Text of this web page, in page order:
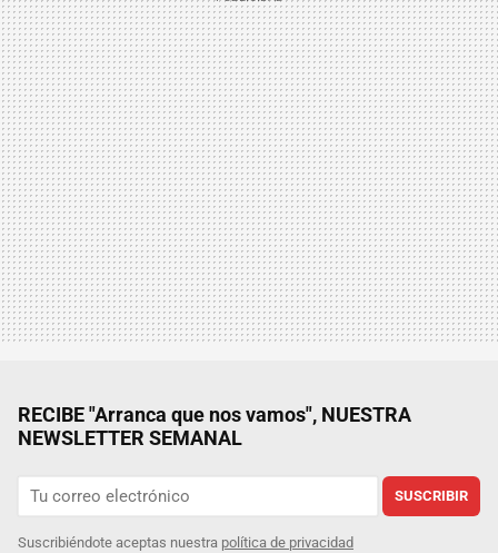
RECIBE "Arranca que nos vamos", NUESTRA
NEWSLETTER SEMANAL
SUSCRIBIR
Suscribiéndote aceptas nuestra política de privacidad